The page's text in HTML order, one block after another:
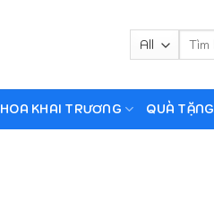
Tìm
kiếm:
HOA KHAI TRƯƠNG QUÀ TẶNG